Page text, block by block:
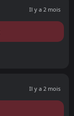
Il y a 2 mois
Il y a 2 mois